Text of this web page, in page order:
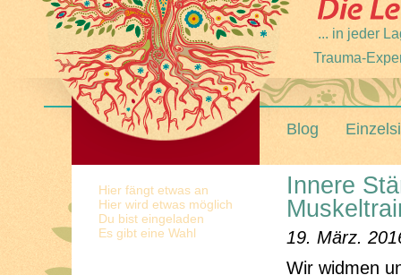
... in jeder
Trauma-
Blog
Hier fängt etwas an
Hier wird etwas möglich
Du bist eingeladen
Es gibt eine Wahl
Innere
19. März.
Wir widmen